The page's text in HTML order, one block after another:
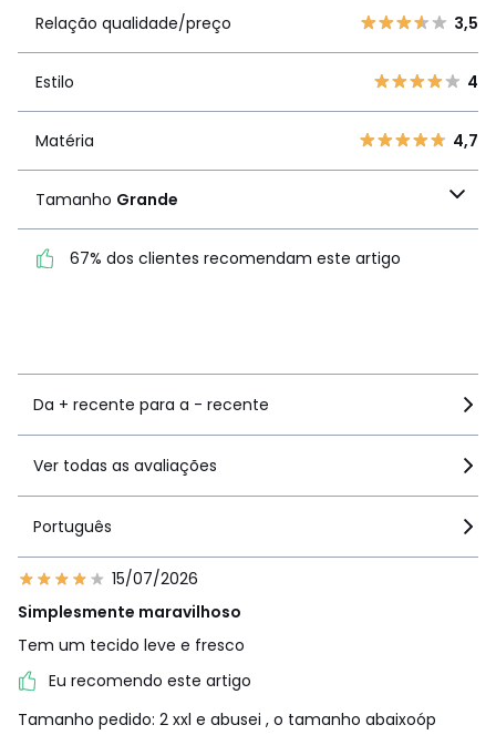
1
2
3
5
qualidade/preço
3,5
4
4,7
67% dos clientes
Relação qualidade/preço 3,5
Estilo 4
Matéria 4,7
Tamanho Grande
67% dos clientes recomendam este artigo
Da + recente para a - recente
Ver todas as avaliações
Português
15/07/2026
Simplesmente maravilhoso
Tem um tecido leve e fresco
Eu recomendo este artigo
Tamanho pedido: 2 xxl e abusei , o tamanho abaixoóp